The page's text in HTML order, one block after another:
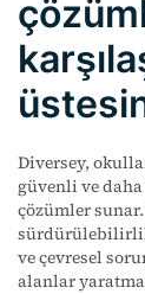
Diversey,
güvenli ve
çözümler
ve çevresel
alanlar